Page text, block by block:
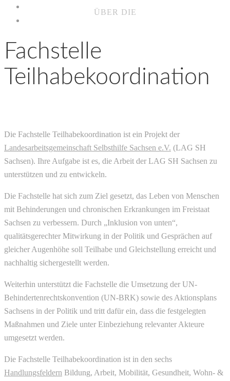
ÜBER DIE
Fachstelle
Teilhabekoordination
Die Fachstelle Teilhabekoordination ist ein Projekt der
Landesarbeitsgemeinschaft Selbsthilfe Sachsen e.V. (LAG SH
Sachsen). Ihre Aufgabe ist es, die Arbeit der LAG SH Sachsen zu
unterstützen und zu entwickeln.
Die Fachstelle hat sich zum Ziel gesetzt, das Leben von Menschen
mit Behinderungen und chronischen Erkrankungen im Freistaat
Sachsen zu verbessern. Durch „Inklusion von unten“,
qualitätsgerechter Mitwirkung in der Politik und Gesprächen auf
gleicher Augenhöhe soll Teilhabe und Gleichstellung erreicht und
nachhaltig sichergestellt werden.
Weiterhin unterstützt die Fachstelle die Umsetzung der UN-
Behindertenrechtskonvention (UN-BRK) sowie des Aktionsplans
Sachsens in der Politik und tritt dafür ein, dass die festgelegten
Maßnahmen und Ziele unter Einbeziehung relevanter Akteure
umgesetzt werden.
Die Fachstelle Teilhabekoordination ist in den sechs
Handlungsfeldern Bildung, Arbeit, Mobilität, Gesundheit, Wohn- &